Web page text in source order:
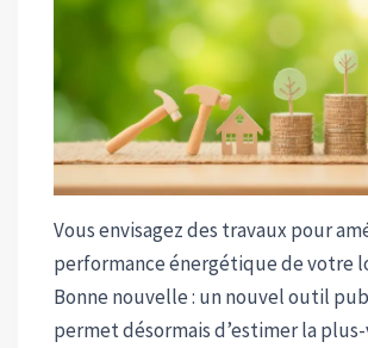
Vous envisagez des travaux pour
performance énergétique de votre
Bonne nouvelle : un nouvel outil
permet désormais d’estimer la